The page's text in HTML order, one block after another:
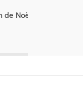
de Noël